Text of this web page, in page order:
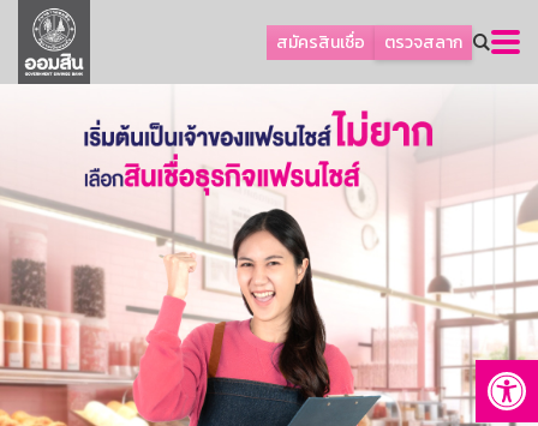
สมัครสินเชื่อ ตรวจสลาก
ลูกค้าธุรกิจ
ลูกค้าผู้ประกอบรายย่อย
โปรโมชัน
ออมเพื่อสุข
เกี่ยวกับธนาคาร
การพัฒนาที่ยั่งยืน
ข่าวสาร
บริการทางการเงิน
อื่นๆ
ติดต่อเรา